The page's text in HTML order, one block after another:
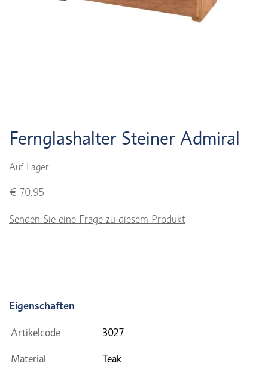
Fernglashalter Steiner Admiral
Auf Lager
€ 70,95
Senden Sie eine Frage zu diesem Produkt
Eigenschaften
Artikelcode 3027
Material Teak